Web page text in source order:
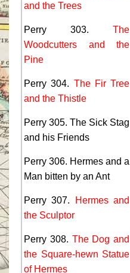
and the Trees
Perry 303. The
Woodcutters and the
Pine
Perry 304. The Fir Tree
and the Thistle
Perry 305. The Sick Stag
and his Friends
Perry 306. Hermes and a
Man bitten by an Ant
Perry 307.
Hermes and
the Sculptor
Perry 308. The Dog and
the Square-hewn Statue
of Hermes